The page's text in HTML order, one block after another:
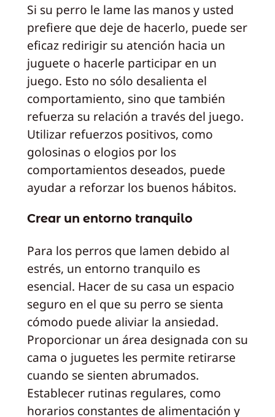
Si su perro le lame las manos y usted
prefiere que deje de hacerlo, puede ser
eficaz redirigir su atención hacia un
juguete o hacerle participar en un
juego. Esto no sólo desalienta el
comportamiento, sino que también
refuerza su relación a través del juego.
Utilizar refuerzos positivos, como
golosinas o elogios por los
comportamientos deseados, puede
ayudar a reforzar los buenos hábitos.
Crear un entorno tranquilo
Para los perros que lamen debido al
estrés, un entorno tranquilo es
esencial. Hacer de su casa un espacio
seguro en el que su perro se sienta
cómodo puede aliviar la ansiedad.
Proporcionar un área designada con su
cama o juguetes les permite retirarse
cuando se sienten abrumados.
Establecer rutinas regulares, como
horarios constantes de alimentación y